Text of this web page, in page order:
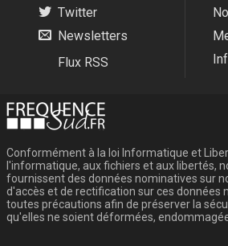
Twitter
Newsletters
Flux RSS
Conformément à la loi Informatique et
l'informatique, aux fichiers et aux libertés,
fournissent des données nominatives sur
d'accès et de rectification sur ces données
toutes précautions afin de préserver la
qu'elles ne soient déformées,